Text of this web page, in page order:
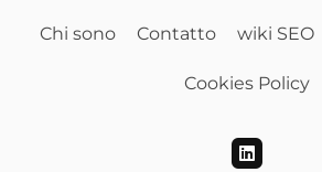
Chi sono Contatto wiki SEO
Cookies Policy